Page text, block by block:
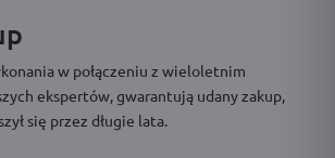
w połączeniu z wieloletnim
ekspertów, gwarantują udany zakup,
się przez długie lata.